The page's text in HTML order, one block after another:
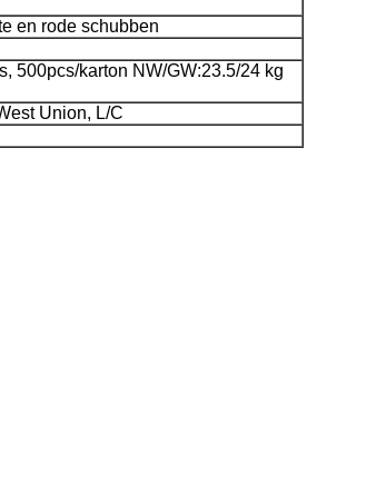
en rode schubben
500pcs/karton NW/GW:23.5/24 kg
Union, L/C